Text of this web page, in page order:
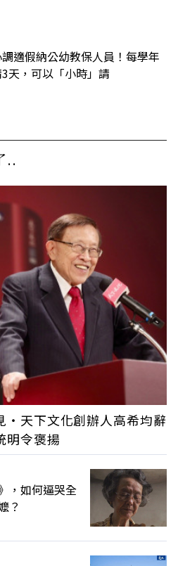
適假納公幼教保人員！每學年
天，可以「小時」請
..
‧天下文化創辦人高希均辭
明令褒揚
，如何逼哭全
？